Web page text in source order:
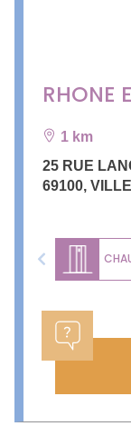
RHONE
1 km
25 RUE
69100,
Previous